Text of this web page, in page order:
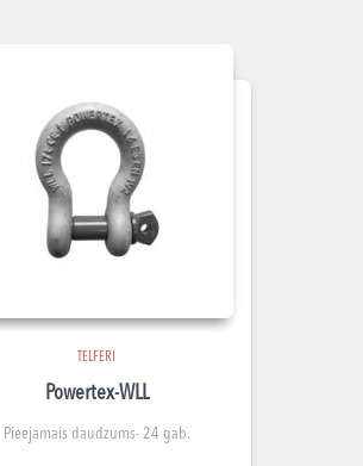
TELFERI
Powertex-WLL
Pieejamais daudzums- 24 gab.